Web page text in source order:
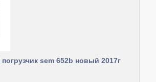
sem 652b новый 2017г